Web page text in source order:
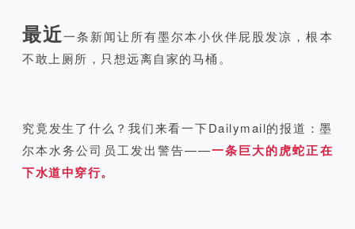
最近一条新闻让所有墨尔本小伙伴屁股发凉，根本
不敢上厕所，只想远离自家的马桶。
究竟发生了什么？我们来看一下Dailymail的报道：墨
尔本水务公司员工发出警告——一条巨大的虎蛇正在
下水道中穿行。